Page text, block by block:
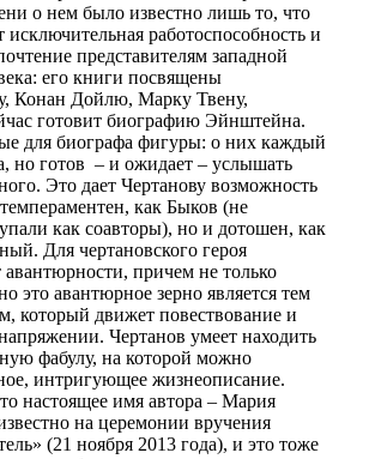
о нем было известно лишь то, что
исключительная работоспособность и
представителям западной
его книги посвящены
Конан Дойлю, Марку Твену,
готовит биографию Эйнштейна.
для биографа фигуры: о них каждый
но готов – и ожидает – услышать
Это дает Чертанову возможность
как Быков (не
как соавторы), но и дотошен, как
Для чертановского героя
авантюрности, причем не только
это авантюрное зерно является тем
который движет повествование и
Чертанов умеет находить
фабулу, на которой можно
интригующее жизнеописание.
настоящее имя автора – Мария
на церемонии вручения
(21 ноября 2013 года), и это тоже